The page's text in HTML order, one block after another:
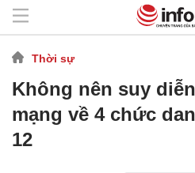
Thời sự
Không nên suy
mạng về 4 chức
12